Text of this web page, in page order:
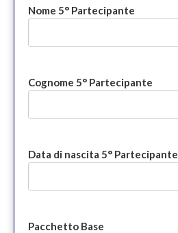
Nome 5° Partecipante
Cognome 5° Partecipante
Data di nascita 5° Partecipante
Pacchetto Base